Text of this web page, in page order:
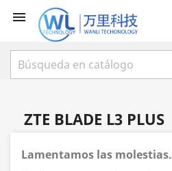

ZTE BLADE L3 PLUS
Lamentamos las molestias.